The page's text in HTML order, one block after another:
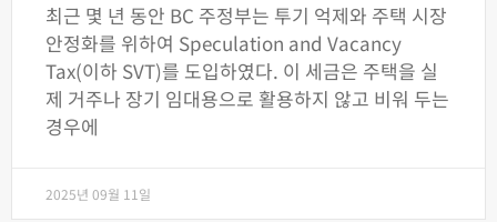
최근 몇 년 동안 BC 주정부는 투기 억제와 주택 시장
안정화를 위하여 Speculation and Vacancy
Tax(이하 SVT)를 도입하였다. 이 세금은 주택을 실
제 거주나 장기 임대용으로 활용하지 않고 비워 두는
경우에
2025년 09월 11일